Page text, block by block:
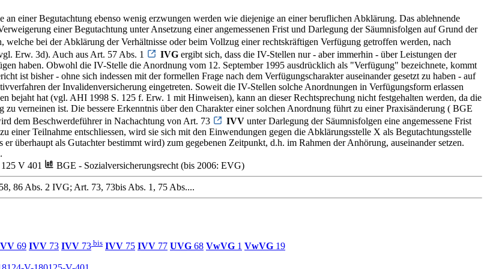
an einer Begutachtung ebenso wenig erzwungen werden wie diejenige an einer beruflichen Abklärung. Das ablehnende
einer Begutachtung unter Ansetzung einer angemessenen Frist und Darlegung der Säumnisfolgen auf Grund der
welche bei der Abklärung der Verhältnisse oder beim Vollzug einer rechtskräftigen Verfügung getroffen werden, nach
Erw. 3d). Auch aus Art. 57 Abs. 1 IVG ergibt sich, dass die IV-Stellen nur - aber immerhin - über Leistungen der
haben. Obwohl die IV-Stelle die Anordnung vom 12. September 1995 ausdrücklich als "Verfügung" bezeichnete, kommt
ist bisher - ohne sich indessen mit der formellen Frage nach dem Verfügungscharakter auseinander gesetzt zu haben - auf
der Invalidenversicherung eingetreten. Soweit die IV-Stellen solche Anordnungen in Verfügungsform erlassen
bejaht hat (vgl. AHI 1998 S. 125 f. Erw. 1 mit Hinweisen), kann an dieser Rechtsprechung nicht festgehalten werden, da die
verneinen ist. Die bessere Erkenntnis über den Charakter einer solchen Anordnung führt zu einer Praxisänderung ( BGE
dem Beschwerdeführer in Nachachtung von Art. 73 IVV unter Darlegung der Säumnisfolgen eine angemessene Frist
einer Teilnahme entschliessen, wird sie sich mit den Einwendungen gegen die Abklärungsstelle X als Begutachtungsstelle
überhaupt als Gutachter bestimmt wird) zum gegebenen Zeitpunkt, d.h. im Rahmen der Anhörung, auseinander setzen.
125 V 401 BGE - Sozialversicherungsrecht (bis 2006: EVG)
86 Abs. 2 IVG; Art. 73, 73bis Abs. 1, 75 Abs....
69 IVV 73 IVV 73 bis IVV 75 IVV 77 UVG 68 VwVG 1 VwVG 19